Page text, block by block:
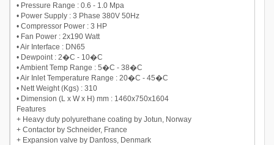
• Pressure Range : 0.6 - 1.0 Mpa
• Power Supply : 3 Phase 380V 50Hz
• Compressor Power : 3 HP
• Fan Power : 2x190 Watt
• Air Interface : DN65
• Dewpoint : 2�C - 10�C
• Ambient Temp Range : 5�C - 38�C
• Air Inlet Temperature Range : 20�C - 45�C
• Nett Weight (Kgs) : 310
• Dimension (L x W x H) mm : 1460x750x1604
Features
+ Heavy duty polyurethane coating by Jotun, Norway
+ Contactor by Schneider, France
+ Expansion valve by Danfoss, Denmark